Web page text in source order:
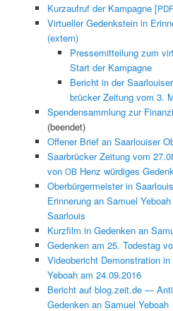
Kurza­ufruf der Kam­pagne [PDF
Virtueller Gedenkstein in
(extern)
Pressemit­teilung zum
Start der Kampagne
Bericht in der
brück­er Zeitung vom 3.
Spenden­samm­lung zur
(been­det)
Offen­er Brief an Saar­louis­er
Saar­brück­er Zeitung vom
von OBHenz würdi­ges
Ober­bürg­er­meis­ter in
Erin­nerung an Samuel
Saarlouis
Kurz­film in Gedenken an
Gedenken am 25. Todestag
Videobericht Demon­stra­tion
Yeboah am 24.09.2016
Bericht auf blog.zeit.de —
Gedenken an Samuel Yeboah